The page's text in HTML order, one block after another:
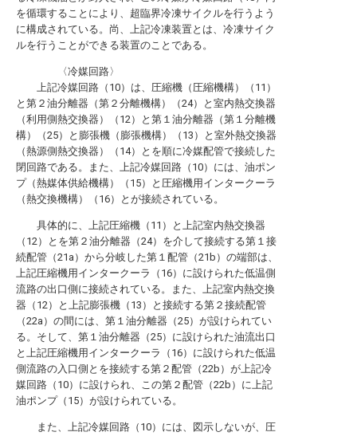
を循環することにより、超臨界冷凍サイクルを行うよう
に構成されている。尚、上記冷凍装置とは、冷凍サイク
ルを行うことができる装置のことである。
〈冷媒回路〉
上記冷媒回路（10）は、圧縮機（圧縮機構）（11）
と第２油分離器（第２分離機構）（24）と室内熱交換器
（利用側熱交換器）（12）と第１油分離器（第１分離機
構）（25）と膨張機（膨張機構）（13）と室外熱交換器
（熱源側熱交換器）（14）とを順に冷媒配管で接続した
閉回路である。また、上記冷媒回路（10）には、油ポン
プ（熱媒体供給機構）（15）と圧縮機用インタークーラ
（熱交換機構）（16）とが接続されている。
具体的に、上記圧縮機（11）と上記室内熱交換器
（12）とを第２油分離器（24）を介して接続する第１接
続配管（21a）から分岐した第１配管（21b）の端部は、
上記圧縮機用インタークーラ（16）に設けられた低温側
流路の出口側に接続されている。また、上記室内熱交換
器（12）と上記膨張機（13）と接続する第２接続配管
（22a）の間には、第１油分離器（25）が設けられてい
る。そして、第１油分離器（25）に設けられた油流出口
と上記圧縮機用インタークーラ（16）に設けられた低温
側流路の入口側とを接続する第２配管（22b）が上記冷
媒回路（10）に設けられ、この第２配管（22b）に上記
油ポンプ（15）が設けられている。
また、上記冷媒回路（10）には、図示しないが、圧